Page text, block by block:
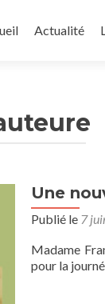
Actualité
Une
Publié le 7
Madame
pour la